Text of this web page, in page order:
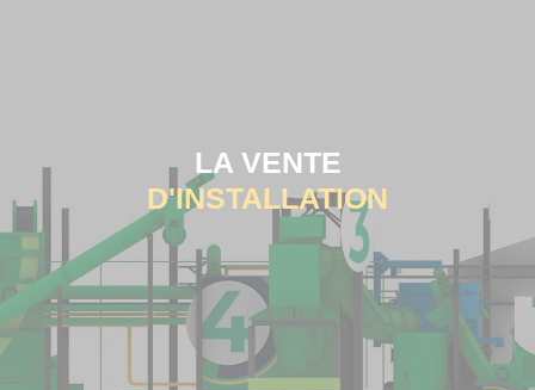
LA VENTE
D'INSTALLATION